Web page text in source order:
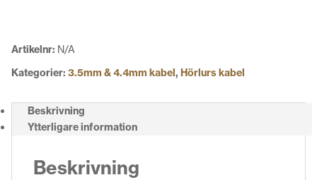
4.4mm
mängd
Artikelnr: N/A
Kategorier: 3.5mm & 4.4mm kabel, Hörlurs kabel
Beskrivning
Ytterligare information
Beskrivning